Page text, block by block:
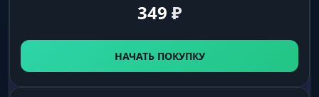
349 ₽
НАЧАТЬ ПОКУПКУ